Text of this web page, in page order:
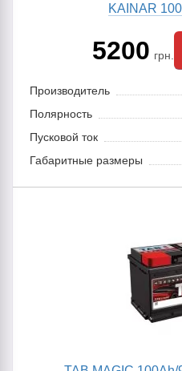
KAINAR
5200 грн.
Производитель
Полярность
Пусковой ток
Габаритные размеры